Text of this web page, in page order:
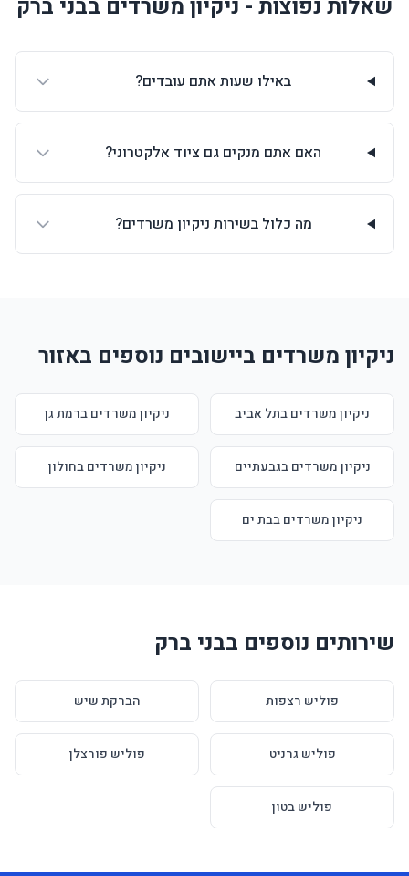
שאלות נפוצות - ניקיון משרדים בבני ברק
באילו שעות אתם עובדים?
האם אתם מנקים גם ציוד אלקטרוני?
מה כלול בשירות ניקיון משרדים?
ניקיון משרדים ביישובים נוספים באזור
ניקיון משרדים בתל אביב ניקיון משרדים ברמת גן
ניקיון משרדים בגבעתיים ניקיון משרדים בחולון
ניקיון משרדים בבת ים
שירותים נוספים בבני ברק
פוליש רצפות הברקת שיש
פוליש גרניט פוליש פורצלן
פוליש בטון